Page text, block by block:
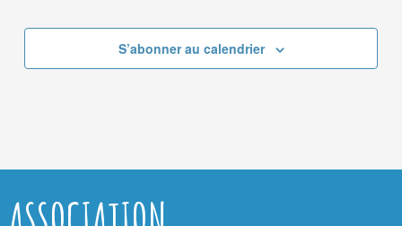
S’abonner au calendrier